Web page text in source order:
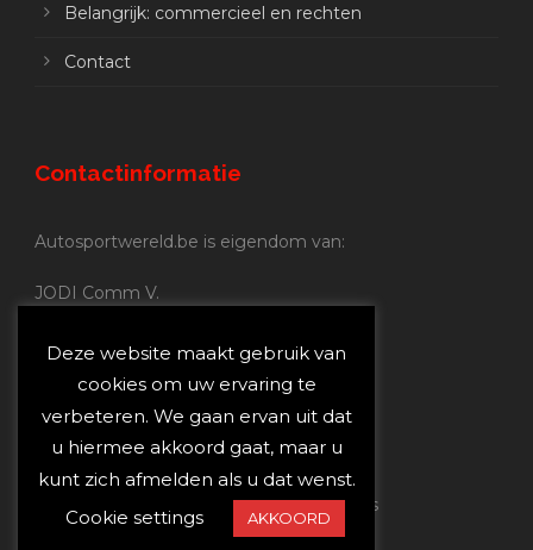
Belangrijk: commercieel en rechten
Contact
Contactinformatie
Autosportwereld.be is eigendom van:
JODI Comm V.
Nijverheidsstraat 70
2160 Wommelgem
Autosportwereld.be:
Redactie:joost@autosportwereld.be
Verantwoordelijke uitgever: Joost Custers
Deze website maakt gebruik van
cookies om uw ervaring te
verbeteren. We gaan ervan uit dat
u hiermee akkoord gaat, maar u
kunt zich afmelden als u dat wenst.
Cookie settings
AKKOORD